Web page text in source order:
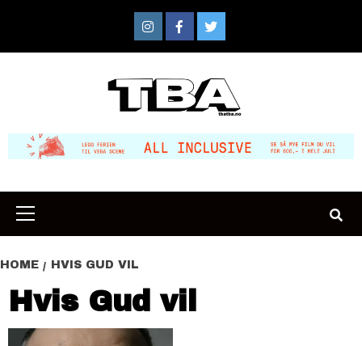
content
InstagramFacebook
Twitter
Primary
Menu
HOME HVIS GUD VIL
Hvis Gud vil